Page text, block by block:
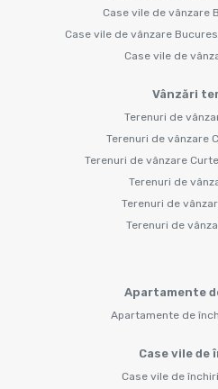
Case vile de vânzare
Case vile de vânzare
Case vile de
Vânzări
Terenuri de
Terenuri de vânzare
Terenuri de vânzare
Terenuri de
Terenuri de
Terenuri de
Apartamente
Apartamente de
Case vile de
Case vile de